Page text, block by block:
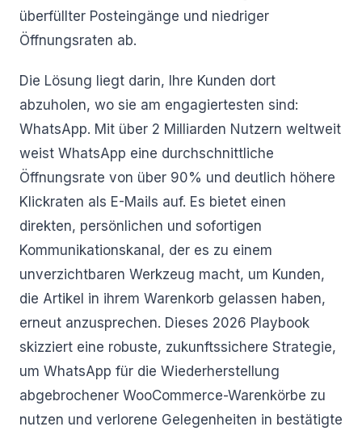
überfüllter Posteingänge und niedriger
Öffnungsraten ab.
Die Lösung liegt darin, Ihre Kunden dort
abzuholen, wo sie am engagiertesten sind:
WhatsApp. Mit über 2 Milliarden Nutzern weltweit
weist WhatsApp eine durchschnittliche
Öffnungsrate von über 90% und deutlich höhere
Klickraten als E-Mails auf. Es bietet einen
direkten, persönlichen und sofortigen
Kommunikationskanal, der es zu einem
unverzichtbaren Werkzeug macht, um Kunden,
die Artikel in ihrem Warenkorb gelassen haben,
erneut anzusprechen. Dieses 2026 Playbook
skizziert eine robuste, zukunftssichere Strategie,
um WhatsApp für die Wiederherstellung
abgebrochener WooCommerce-Warenkörbe zu
nutzen und verlorene Gelegenheiten in bestätigte